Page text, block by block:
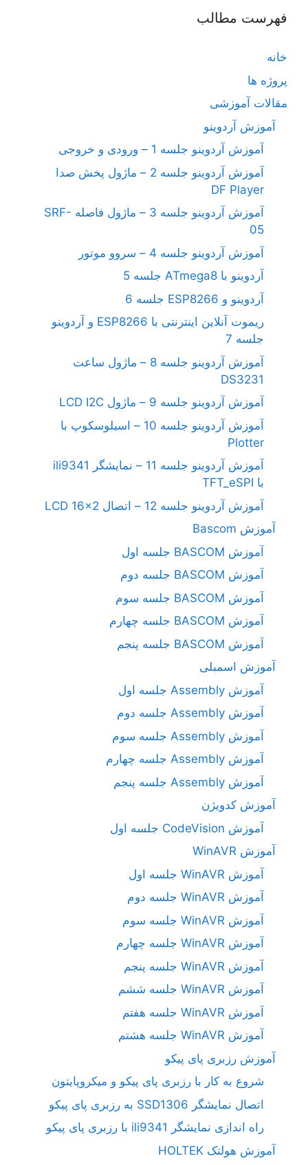
فهرست مطالب
خانه
پروژه ها
مقالات آموزشی
آموزش آردوینو
آموزش آردوینو جلسه 1 – ورودی و خروجی
آموزش آردوینو جلسه 2 – ماژول پخش صدا
DF Player
آموزش آردوینو جلسه 3 – ماژول فاصله SRF-
05
آموزش آردوینو جلسه 4 – سروو موتور
آردوینو با ATmega8 جلسه 5
آردوینو و ESP8266 جلسه 6
ریموت آنلاین اینترنتی با ESP8266 و آردوینو
جلسه 7
آموزش آردوینو جلسه 8 – ماژول ساعت
DS3231
آموزش آردوینو جلسه 9 – ماژول LCD I2C
آموزش آردوینو جلسه 10 – اسیلوسکوپ با
Plotter
آموزش آردوینو جلسه 11 – نمایشگر ili9341
با TFT_eSPI
آموزش آردوینو جلسه 12 – اتصال LCD 16×2
آموزش Bascom
آموزش BASCOM جلسه اول
آموزش BASCOM جلسه دوم
آموزش BASCOM جلسه سوم
آموزش BASCOM جلسه چهارم
آموزش BASCOM جلسه پنجم
آموزش اسمبلی
آموزش Assembly جلسه اول
آموزش Assembly جلسه دوم
آموزش Assembly جلسه سوم
آموزش Assembly جلسه چهارم
آموزش Assembly جلسه پنجم
آموزش کدویژن
آموزش CodeVision جلسه اول
آموزش WinAVR
آموزش WinAVR جلسه اول
آموزش WinAVR جلسه دوم
آموزش WinAVR جلسه سوم
آموزش WinAVR جلسه چهارم
آموزش WinAVR جلسه پنجم
آموزش WinAVR جلسه ششم
آموزش WinAVR جلسه هفتم
آموزش WinAVR جلسه هشتم
آموزش رزبری پای پیکو
شروع به کار با رزبری پای پیکو و میکروپایتون
اتصال نمایشگر SSD1306 به رزبری پای پیکو
راه اندازی نمایشگر ili9341 با رزبری پای پیکو
آموزش هولتک HOLTEK